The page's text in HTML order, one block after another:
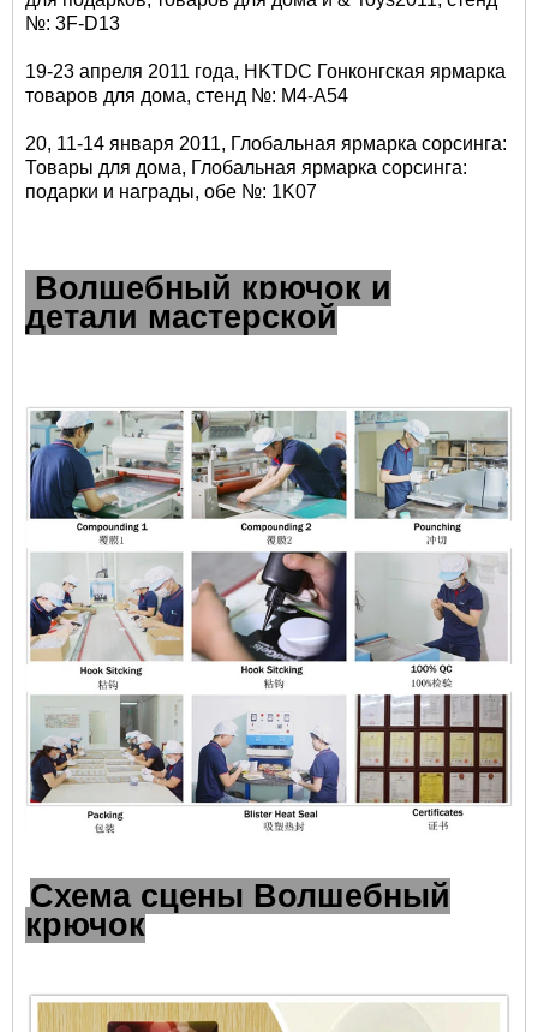
№: 3F-D13
19-23 апреля 2011 года, HKTDC Гонконгская ярмарка
товаров для дома, стенд №: M4-A54
20, 11-14 января 2011, Глобальная ярмарка сорсинга:
Товары для дома, Глобальная ярмарка сорсинга:
подарки и награды, обе №: 1K07
Волшебный крючок и
детали мастерской
Схема сцены Волшебный
крючок